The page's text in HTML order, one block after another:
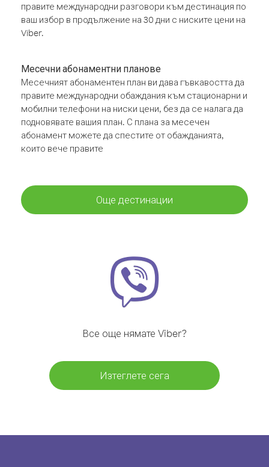
правите международни разговори към дестинация по
ваш избор в продължение на 30 дни с ниските цени на
Viber.
Месечни абонаментни планове
Месечният абонаментен план ви дава гъвкавостта да
правите международни обаждания към стационарни и
мобилни телефони на ниски цени, без да се налага да
подновявате вашия план. С плана за месечен
абонамент можете да спестите от обажданията,
които вече правите
Още дестинации
Все още нямате Viber?
Изтеглете сега